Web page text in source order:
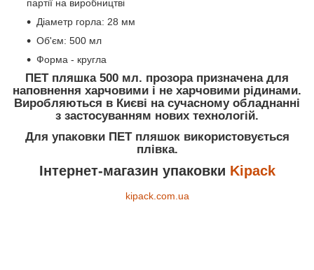
партії на виробництві
Діаметр горла: 28 мм
Об'єм: 500 мл
Форма - кругла
ПЕТ пляшка 500 мл. прозора призначена для
наповнення харчовими і не харчовими рідинами.
Виробляються в Києві на сучасному обладнанні
з застосуванням нових технологій.
Для упаковки ПЕТ пляшок використовується
плівка.
Інтернет-магазин упаковки Kipack
kipack.com.ua